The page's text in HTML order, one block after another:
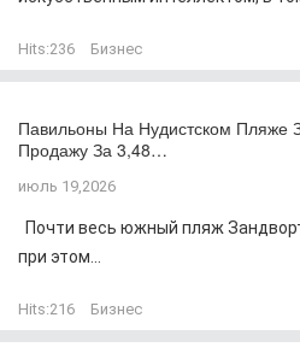
Hits:236 Бизнес
Павильоны На Нудистском Пляже
Продажу За 3,48…
июль 19,2026
Почти весь южный пляж
при этом...
Hits:216 Бизнес